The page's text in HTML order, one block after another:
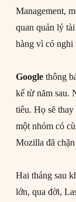
Management,
quan quản lý
hàng vì có nghi
Google thông
kể từ năm sau.
tiêu. Họ sẽ
một nhóm có
Mozilla đã
Hai tháng sau
lớn, qua đời,